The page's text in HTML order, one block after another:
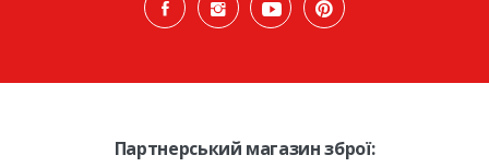
Партнерський магазин зброї: